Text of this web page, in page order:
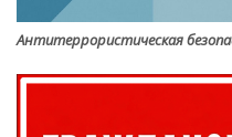
Антитеррористическая